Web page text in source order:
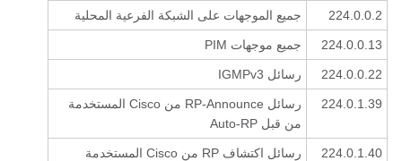
224.0.0.2 جميع الموجهات على الشبكة الفرعية المحلية
224.0.0.13 جميع موجهات PIM
224.0.0.22 رسائل IGMPv3
224.0.1.39
رسائل RP-Announce من Cisco المستخدمة
من قبل Auto-RP
224.0.1.40
رسائل اكتشاف RP من Cisco المستخدمة